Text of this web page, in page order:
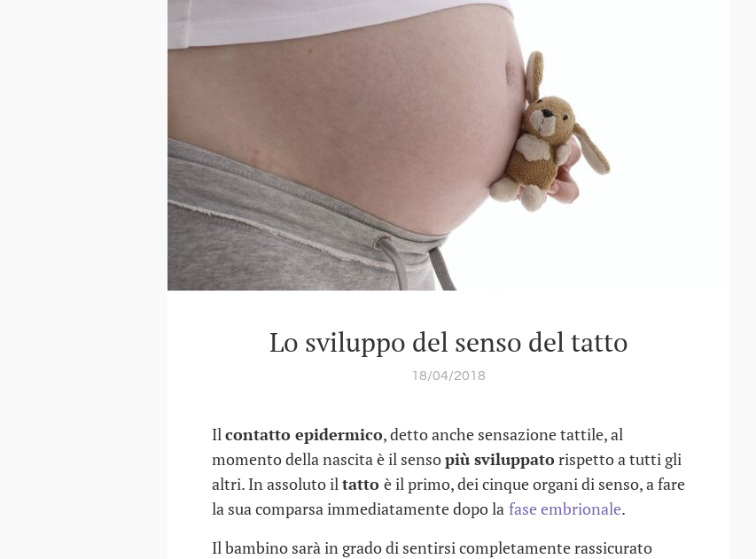
Lo sviluppo del senso del tatto
18/04/2018
Ilcontatto epidermico, detto anche sensazione tattile, al
momento della nascita è il sensopiù sviluppatorispetto a tutti gli
altri. In assoluto iltatto è il primo, dei cinque organi di senso, a fare
la sua comparsa immediatamente dopo la fase embrionale.
Il bambino sarà in grado di sentirsi completamente rassicurato